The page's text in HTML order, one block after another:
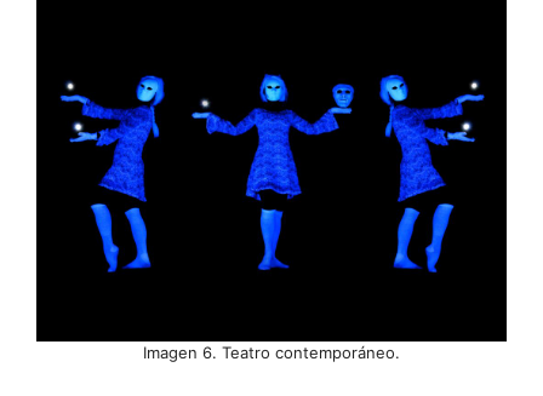
Imagen 6. Teatro contemporáneo.